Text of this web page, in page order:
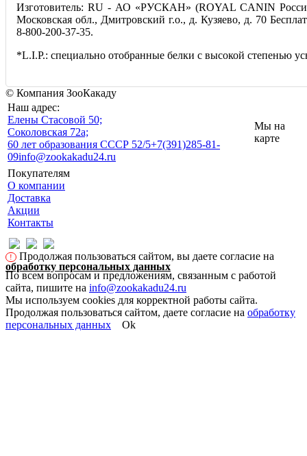
Изготовитель: RU - АО «РУСКАН» (ROYAL CANIN
Московская обл., Дмитровский г.о., д. Кузяево, д. 70
8-800-200-37-35.
*L.I.P.: специально отобранные белки с высокой степенью
© Компания ЗооКакаду
Наш адрес:
Eлены Стасовой 50;
Соколовская 72а;
60 лет образования СССР 52/5+7(391)285-81-
09info@zookakadu24.ru
Мы на
карте
Покупателям
О компании
Доставка
Акции
Контакты
!
Продолжая пользоваться сайтом, вы даете согласие на
обработку персональных данных
По всем вопросам и предложениям, связанным с работой
сайта, пишите на info@zookakadu24.ru
Мы используем cookies для корректной работы сайта.
Продолжая пользоваться сайтом, даете согласие на обработку
персональных данных
Ok